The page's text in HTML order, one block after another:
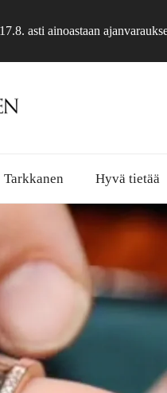
asti ainoastaan
Tarkkanen Hyvä tietää